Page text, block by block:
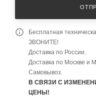
Бесплатная
ЗВОНИТЕ!
Доставка по России.
Доставка по Москве и
Самовывоз.
В СВЯЗИ С
ЦЕНЫ!